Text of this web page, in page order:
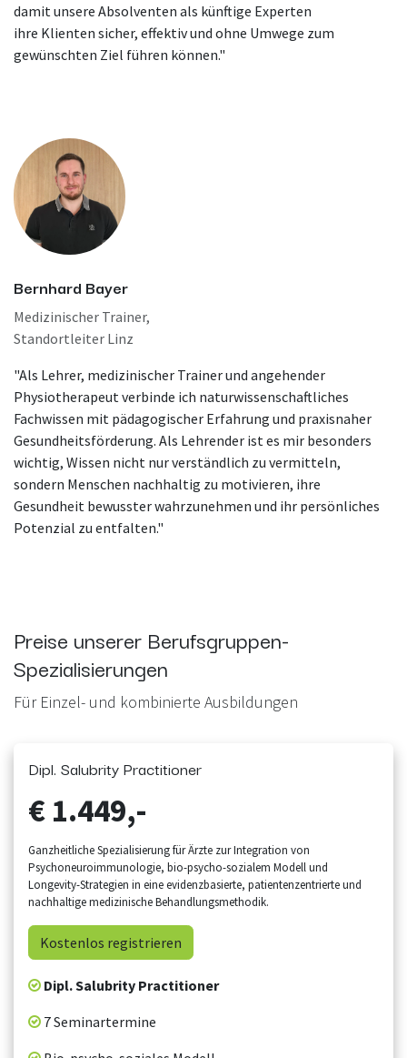
damit unsere Absolventen als künftige Experten
ihre Klienten sicher, effektiv und ohne Umwege zum
gewünschten Ziel führen können."
Bernhard Bayer
Medizinischer Trainer,
Standortleiter Linz
"Als Lehrer, medizinischer Trainer und angehender
Physiotherapeut verbinde ich naturwissenschaftliches
Fachwissen mit pädagogischer Erfahrung und praxisnaher
Gesundheitsförderung. Als Lehrender ist es mir besonders
wichtig, Wissen nicht nur verständlich zu vermitteln,
sondern Menschen nachhaltig zu motivieren, ihre
Gesundheit bewusster wahrzunehmen und ihr persönliches
Potenzial zu entfalten."
Preise unserer Berufsgruppen-
Spezialisierungen
Für Einzel- und kombinierte Ausbildungen
Dipl. Salubrity Practitioner
€ 1.449,-
Ganzheitliche Spezialisierung für Ärzte zur Integration von
Psychoneuroimmunologie, bio-psycho-sozialem Modell und
Longevity-Strategien in eine evidenzbasierte, patientenzentrierte und
nachhaltige medizinische Behandlungsmethodik.
Kostenlos registrieren
Dipl. Salubrity Practitioner
7 Seminartermine